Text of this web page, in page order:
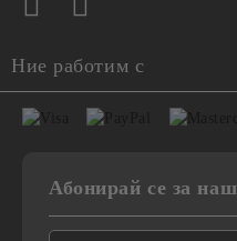
Ние работим с
Абонирай се за